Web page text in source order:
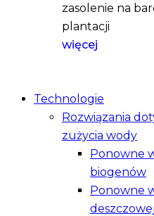
zasolenie na
plantacji
więcej
Technologie
Rozwiązania
zużycia wody
Ponowne
biogenów
Ponowne
deszczowej